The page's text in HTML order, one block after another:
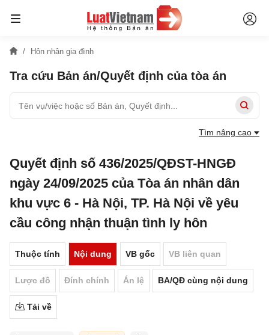
Hôn nhân gia đình
Tra cứu Bản án/Quyết định của tòa án
Tìm nâng cao
Quyết định số 436/2025/QĐST-HNGĐ
ngày 24/09/2025 của Tòa án nhân dân
khu vực 6 - Hà Nội, TP. Hà Nội về yêu
cầu công nhận thuận tình ly hôn
Thuộc tính Nội dung VB gốc VB liên quan
Lược đồ Đính chính Án lệ BA/QĐ cùng nội dung
Tải về